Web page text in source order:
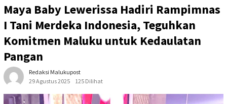
Maya Baby Lewerissa Hadiri Rampimnas
I Tani Merdeka Indonesia, Teguhkan
Komitmen Maluku untuk Kedaulatan
Pangan
Redaksi Malukupost
29 Agustus 2025
125 Dilihat